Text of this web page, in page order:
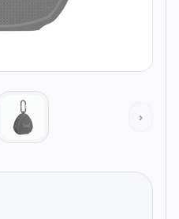
›